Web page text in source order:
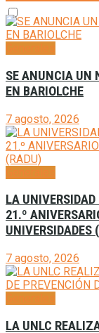
SE ANUNCIA UN
EN BARIOLCHE
7 agosto, 2026
LA
21.º
UNIVERSIDADES
7 agosto, 2026
LA UNLC